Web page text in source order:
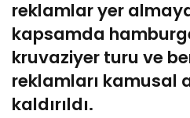
reklamlar yer
kapsamda
kruvaziyer turu ve
reklamları kamusal
kaldırıldı.